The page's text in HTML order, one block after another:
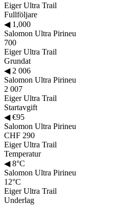
Eiger Ultra Trail
Fullföljare
◀1,000
Salomon Ultra Pirineu
700
Eiger Ultra Trail
Grundat
◀2 006
Salomon Ultra Pirineu
2 007
Eiger Ultra Trail
Startavgift
◀€95
Salomon Ultra Pirineu
CHF 290
Eiger Ultra Trail
Temperatur
◀8°C
Salomon Ultra Pirineu
12°C
Eiger Ultra Trail
Underlag